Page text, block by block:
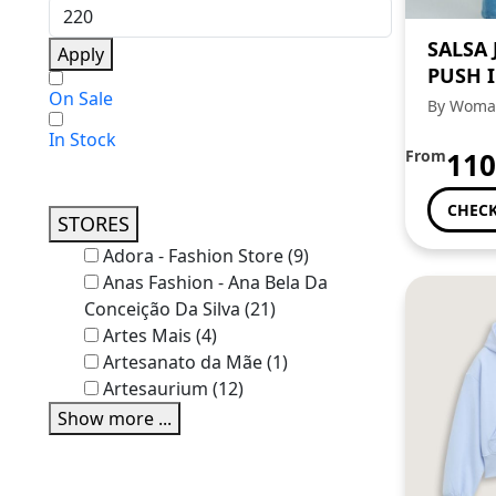
Apply
On Sale
In Stock
STORES
Adora - Fashion Store(9)
Anas Fashion - Ana Bela Da
Conceição Da Silva (21)
Artes Mais (4)
Artesanato da Mãe(1)
Artesaurium (12)
Show more ...
SALSA
PUSH
By
From